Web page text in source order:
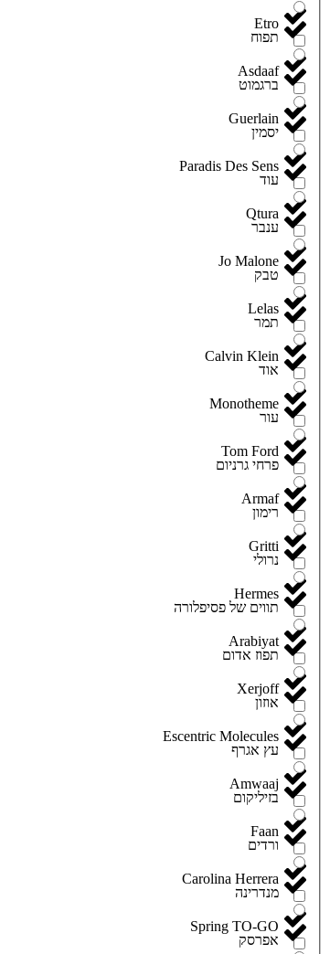
Etro
Asdaaf
Guerlain
Paradis Des Sens
Qtura
Jo Malone
Lelas
Calvin Klein
Monotheme
Tom Ford
Armaf
Gritti
Hermes
Arabiyat
Xerjoff
Escentric Molecules
Amwaaj
Faan
Carolina Herrera
Spring TO-GO
תפוח
ברגמוט
יסמין
עוד
ענבר
טבק
תמר
אוד
עור
פרחי גרניום
רימון
נרולי
תווים של פסיפלורה
תפוז אדום
אוזון
עץ אגרף
בזיליקום
ורדים
מנדרינה
אפרסק